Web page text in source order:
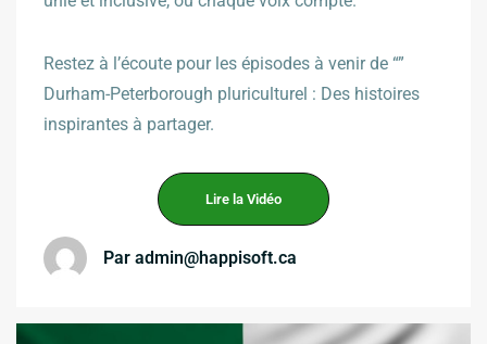
Restez à l’écoute pour les épisodes à venir de “”
Durham-Peterborough pluriculturel : Des histoires
inspirantes à partager.
Lire la Vidéo
Par admin@happisoft.ca